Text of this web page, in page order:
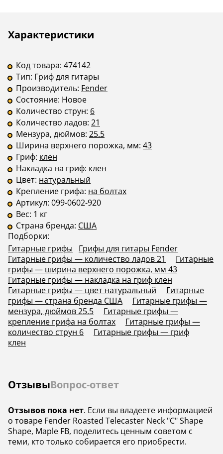
Крепление грифа
на болтах
Описание
Характеристики
Инструкции
Код товара: 474142
Тип: Гриф для гитары
Производитель: Fender
Состояние: Новое
Количество струн: 6
Количество ладов: 21
Мензура, дюймов: 25.5
Ширина верхнего порожка, мм: 43
Гриф: клен
Накладка на гриф: клен
Цвет: натуральный
Крепление грифа: на болтах
Артикул: 099-0602-920
Вес: 1 кг
Страна бренда: США
Подборки:
Гитарные грифы
Грифы для гитары Fender
Гитарные грифы — количество ладов 21
Гитарные
грифы — ширина верхнего порожка, мм 43
Гитарные грифы — накладка на гриф клен
Гитарные грифы — цвет натуральный
Гитарные
грифы — страна бренда США
Гитарные грифы —
мензура, дюймов 25.5
Гитарные грифы —
крепление грифа на болтах
Гитарные грифы —
количество струн 6
Гитарные грифы — гриф
клен
ОтзывыВопрос-ответ
Отзывов пока нет. Если вы владеете информацией
о товаре Fender Roasted Telecaster Neck "C" Shape
Shape, Maple FB, поделитесь ценным советом с
теми, кто только собирается его приобрести.